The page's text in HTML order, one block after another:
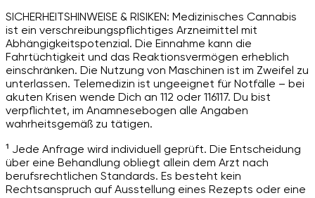
SICHERHEITSHINWEISE & RISIKEN: Medizinisches Cannabis
ist ein verschreibungspflichtiges Arzneimittel mit
Abhängigkeitspotenzial. Die Einnahme kann die
Fahrtüchtigkeit und das Reaktionsvermögen erheblich
einschränken. Die Nutzung von Maschinen ist im Zweifel zu
unterlassen. Telemedizin ist ungeeignet für Notfälle – bei
akuten Krisen wende Dich an 112 oder 116117. Du bist
verpflichtet, im Anamnesebogen alle Angaben
wahrheitsgemäß zu tätigen.
¹ Jede Anfrage wird individuell geprüft. Die Entscheidung
über eine Behandlung obliegt allein dem Arzt nach
berufsrechtlichen Standards. Es besteht kein
Rechtsanspruch auf Ausstellung eines Rezepts oder eine